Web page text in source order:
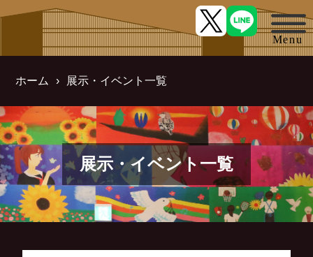
ホーム 展示・イベント一覧
展示・イベント一覧